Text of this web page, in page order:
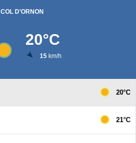
COL D’ORNON
20°C
15km/h
20°C
21°C